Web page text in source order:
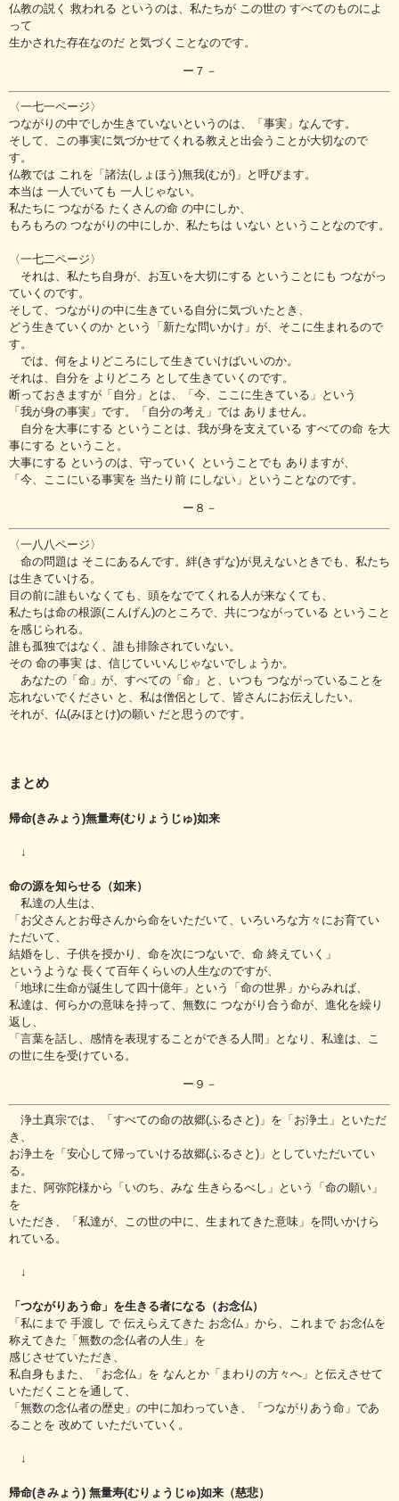
仏教の説く 救われる というのは、私たちが この世の すべてのものによ
って
生かされた存在なのだ と気づくことなのです。
ー７－
〈一七一ページ〉
つながりの中でしか生きていないというのは、「事実」なんです。
そして、この事実に気づかせてくれる教えと出会うことが大切なので
す。
仏教では これを「諸法(しょほう)無我(むが)」と呼びます。
本当は 一人でいても 一人じゃない。
私たちに つながる たくさんの命 の中にしか、
もろもろの つながりの中にしか、私たちは いない ということなのです。
〈一七二ページ〉
それは、私たち自身が、お互いを大切にする ということにも つながっ
ていくのです。
そして、つながりの中に生きている自分に気づいたとき、
どう生きていくのか という「新たな問いかけ」が、そこに生まれるので
す。
では、何をよりどころにして生きていけばいいのか。
それは、自分を よりどころ として生きていくのです。
断っておきますが「自分」とは、「今、ここに生きている」という
「我が身の事実」です。「自分の考え」では ありません。
自分を大事にする ということは、我が身を支えている すべての命 を大
事にする ということ。
大事にする というのは、守っていく ということでも ありますが、
「今、ここにいる事実を 当たり前 にしない」ということなのです。
ー８－
〈一八八ページ〉
命の問題は そこにあるんです。絆(きずな)が見えないときでも、私たち
は生きていける。
目の前に誰もいなくても、頭をなでてくれる人が来なくても、
私たちは命の根源(こんげん)のところで、共につながっている ということ
を感じられる。
誰も孤独ではなく、誰も排除されていない。
その 命の事実 は、信じていいんじゃないでしょうか。
あなたの「命」が、すべての「命」と、いつも つながっていることを
忘れないでください と、私は僧侶として、皆さんにお伝えしたい。
それが、仏(みほとけ)の願い だと思うのです。
まとめ
帰命(きみょう)無量寿(むりょうじゅ)如来
↓
命の源を知らせる（如来）
私達の人生は、
「お父さんとお母さんから命をいただいて、いろいろな方々にお育てい
ただいて、
結婚をし、子供を授かり、命を次につないで、命 終えていく」
というような 長くて百年くらいの人生なのですが、
「地球に生命が誕生して四十億年」という「命の世界」からみれば、
私達は、何らかの意味を持って、無数に つながり合う命が、進化を繰り
返し、
「言葉を話し、感情を表現することができる人間」となり、私達は、こ
の世に生を受けている。
ー９－
浄土真宗では、「すべての命の故郷(ふるさと)」を「お浄土」といただ
き、
お浄土を「安心して帰っていける故郷(ふるさと)」としていただいてい
る。
また、阿弥陀様から「いのち、みな 生きらるべし」という「命の願い」
を
いただき、「私達が、この世の中に、生まれてきた意味」を問いかけら
れている。
↓
「つながりあう命」を生きる者になる（お念仏）
「私にまで 手渡し で 伝えらえてきた お念仏」から、これまで お念仏を
称えてきた「無数の念仏者の人生」を
感じさせていただき、
私自身もまた、「お念仏」を なんとか「まわりの方々へ」と伝えさせて
いただくことを通して、
「無数の念仏者の歴史」の中に加わっていき、「つながりあう命」であ
ることを 改めて いただいていく。
↓
帰命(きみょう) 無量寿(むりょうじゅ)如来（慈悲）